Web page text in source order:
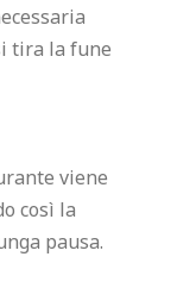
tira la fune
viene
così la
pausa.